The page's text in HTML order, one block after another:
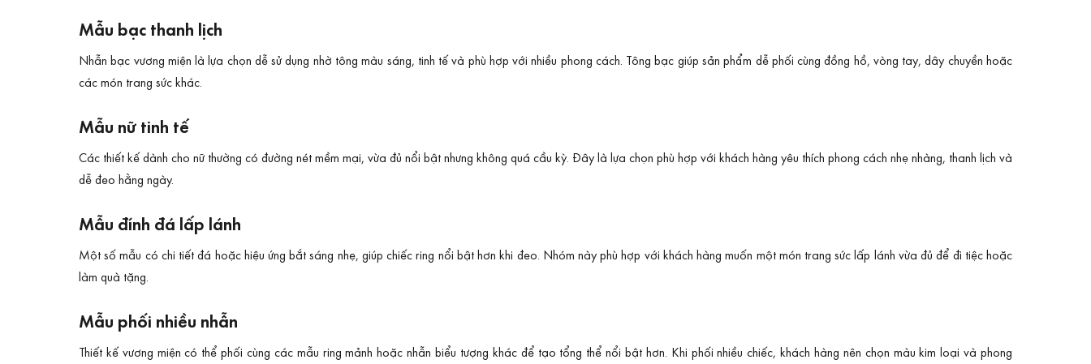
Mẫu bạc thanh lịch
Nhẫn bạc vương miện là lựa chọn dễ sử dụng nhờ tông màu sáng, tinh tế và phù hợp với nhiều phong cách. Tông bạc giúp sản phẩm dễ phối cùng đồng hồ, vòng tay, dây chuyền hoặc
các món trang sức khác.
Mẫu nữ tinh tế
Các thiết kế dành cho nữ thường có đường nét mềm mại, vừa đủ nổi bật nhưng không quá cầu kỳ. Đây là lựa chọn phù hợp với khách hàng yêu thích phong cách nhẹ nhàng, thanh lịch và
dễ đeo hằng ngày.
Mẫu đính đá lấp lánh
Một số mẫu có chi tiết đá hoặc hiệu ứng bắt sáng nhẹ, giúp chiếc ring nổi bật hơn khi đeo. Nhóm này phù hợp với khách hàng muốn một món trang sức lấp lánh vừa đủ để đi tiệc hoặc
làm quà tặng.
Mẫu phối nhiều nhẫn
Thiết kế vương miện có thể phối cùng các mẫu ring mảnh hoặc nhẫn biểu tượng khác để tạo tổng thể nổi bật hơn. Khi phối nhiều chiếc, khách hàng nên chọn màu kim loại và phong